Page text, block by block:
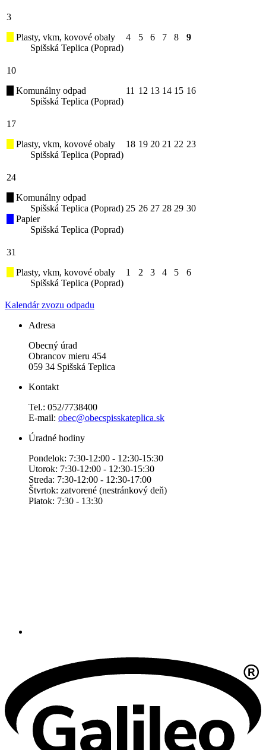
3
Plasty, vkm, kovové obaly
Spišská Teplica (Poprad)
4 5 6 7 8 9
10
Komunálny odpad
Spišská Teplica (Poprad)
11 12 13 14 15 16
17
Plasty, vkm, kovové obaly
Spišská Teplica (Poprad)
18 19 20 21 22 23
24
Komunálny odpad
Spišská Teplica (Poprad)
Papier
Spišská Teplica (Poprad)
25 26 27 28 29 30
31
Plasty, vkm, kovové obaly
Spišská Teplica (Poprad)
1 2 3 4 5 6
Kalendár zvozu odpadu
Adresa
Obecný úrad
Obrancov mieru 454
059 34 Spišská Teplica
Kontakt
Tel.: 052/7738400
E-mail: obec@obecspisskateplica.sk
Úradné hodiny
Pondelok: 7:30-12:00 - 12:30-15:30
Utorok: 7:30-12:00 - 12:30-15:30
Streda: 7:30-12:00 - 12:30-17:00
Štvrtok: zatvorené (nestránkový deň)
Piatok: 7:30 - 13:30